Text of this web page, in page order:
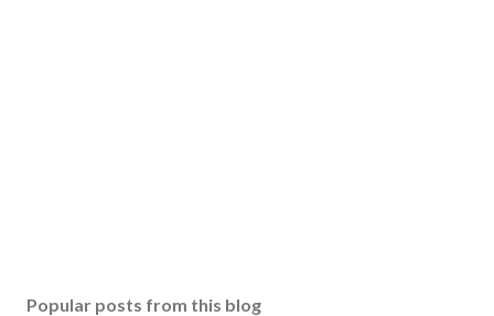
Popular posts from this blog